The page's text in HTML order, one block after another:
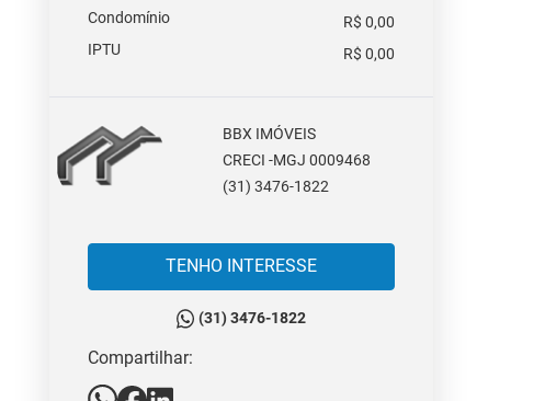
Condomínio
R$ 0,00
IPTU
R$ 0,00
BBX IMÓVEIS
CRECI -MGJ 0009468
(31) 3476-1822
TENHO INTERESSE
(31) 3476-1822
Compartilhar: